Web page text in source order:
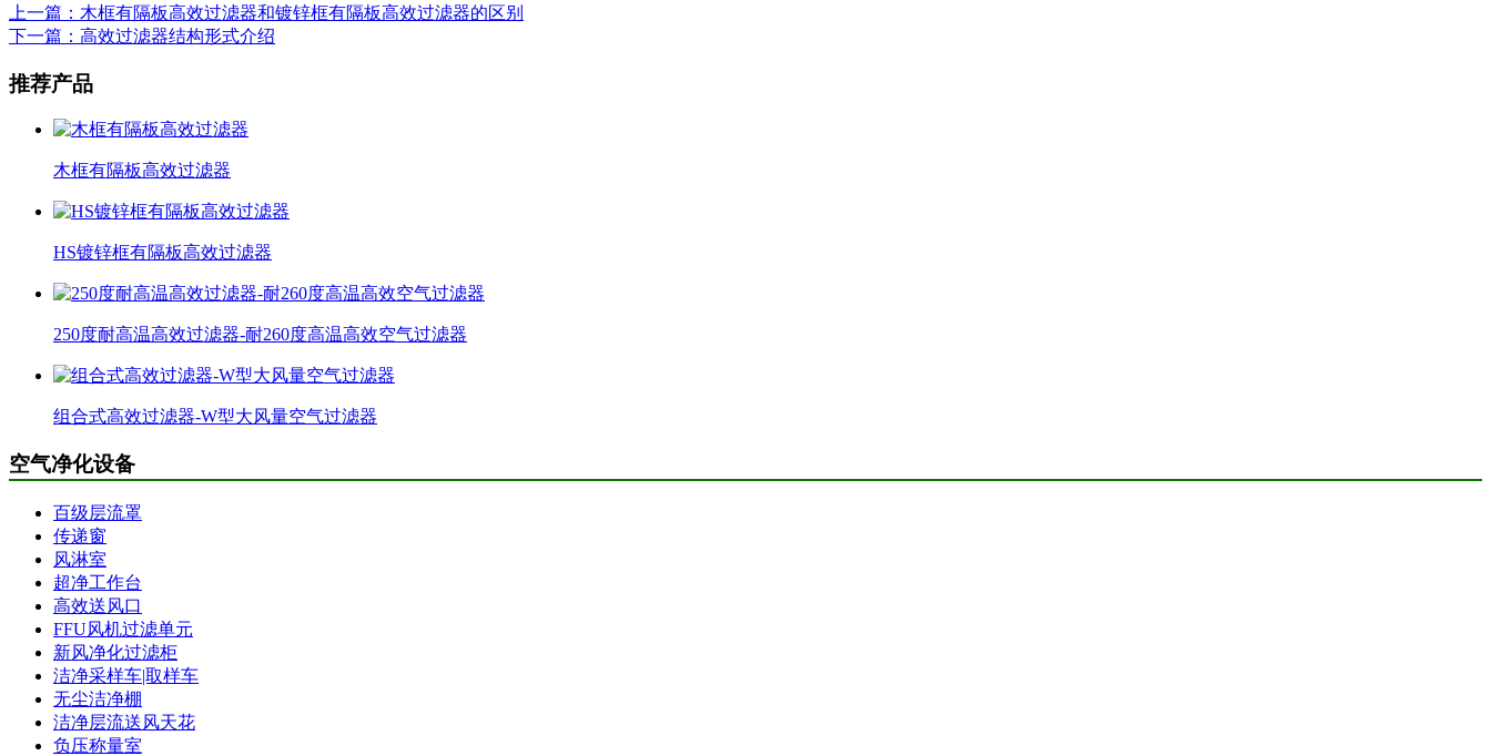
上一篇：木框有隔板高效过滤器和镀锌框有隔板高效过滤器的区别
下一篇：高效过滤器结构形式介绍
推荐产品
木框有隔板高效过滤器
HS镀锌框有隔板高效过滤器
250度耐高温高效过滤器-耐260度高温高效空气过滤器
组合式高效过滤器-W型大风量空气过滤器
空气净化设备
百级层流罩
传递窗
风淋室
超净工作台
高效送风口
FFU风机过滤单元
新风净化过滤柜
洁净采样车|取样车
无尘洁净棚
洁净层流送风天花
负压称量室